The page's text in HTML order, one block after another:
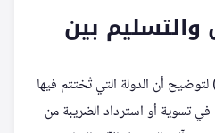
والتسليم بين
البند الرابع من المادة (12) لتوضيح أن الدولة التي تُختتم فيها
في تسوية أو استرداد الضريبة من